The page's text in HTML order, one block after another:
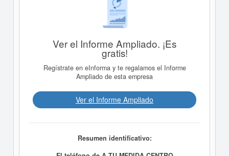
Ver el Informe Ampliado. ¡Es
gratis!
Regístrate en eInforma y te regalamos el Informe
Ampliado de esta empresa
Ver el Informe Ampliado
Resumen identificativo: